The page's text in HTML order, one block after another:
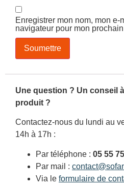
Enregistrer mon nom, mon
navigateur pour mon
Une question ? Un conseil
produit ?
Contactez-nous du lundi au
14h à 17h :
Par téléphone : 05 55
Par mail :
Via le formulaire de